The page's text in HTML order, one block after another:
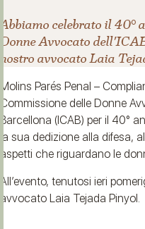
Abbiamo celebrato il 40°
Donne Avvocato
nostro avvocato Laia
Molins Parés Penal –
Commissione delle Donne
Barcellona (ICAB) per il 40°
la sua dedizione alla difesa,
aspetti che riguardano le
All’evento, tenutosi ieri
avvocato Laia Tejada Pinyol.